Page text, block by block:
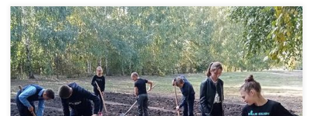
Формирование у школьников осознанного выбора
профессии и основ предпринимательской деятельности в
области агротехнологий